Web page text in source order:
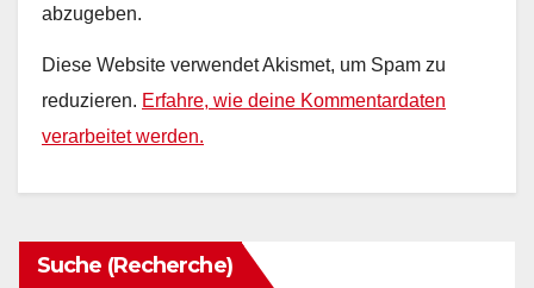
abzugeben.
Diese Website verwendet Akismet, um Spam zu
reduzieren. Erfahre, wie deine Kommentardaten
verarbeitet werden.
Suche (Recherche)